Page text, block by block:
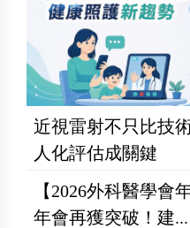
近視雷射不只比技
人化評估成關鍵
【2026外科醫學會
年會再獲突破！建...